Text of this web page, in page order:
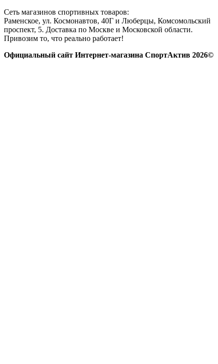
Сеть магазинов спортивных товаров:
Раменское, ул. Космонавтов, 40Г и Люберцы, Комсомольский
проспект, 5. Доставка по Москве и Московской области.
Привозим то, что реально работает!
Официальный сайт Интернет-магазина СпортАктив 2026©